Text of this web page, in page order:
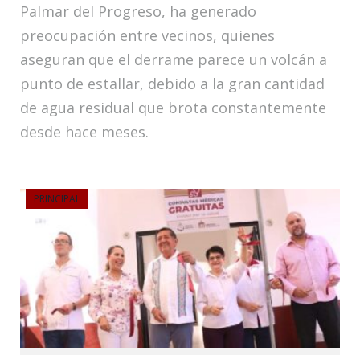
Palmar del Progreso, ha generado
preocupación entre vecinos, quienes
aseguran que el derrame parece un volcán a
punto de estallar, debido a la gran cantidad
de agua residual que brota constantemente
desde hace meses.
PRINCIPAL